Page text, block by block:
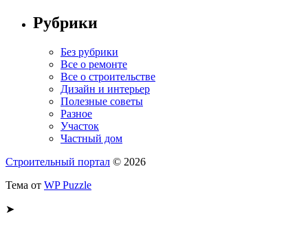
Рубрики
Без рубрики
Все о ремонте
Все о строительстве
Дизайн и интерьер
Полезные советы
Разное
Участок
Частный дом
Строительный портал © 2026
Тема от WP Puzzle
➤